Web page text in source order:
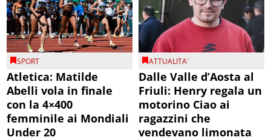
SPORT
Atletica: Matilde
Abelli vola in finale
con la 4×400
femminile ai Mondiali
Under 20
ATTUALITA'
Dalle Valle d’Aosta al
Friuli: Henry regala un
motorino Ciao ai
ragazzini che
vendevano limonata